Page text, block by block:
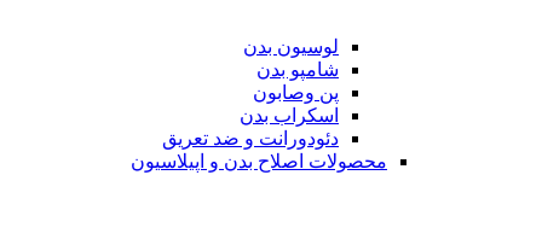
لوسیون بدن
شامپو بدن
پن وصابون
اسکراب بدن
دئودورانت و ضد تعریق
محصولات اصلاح بدن و اپیلاسیون